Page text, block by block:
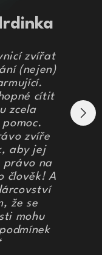
zvířat
(nejen)
cítit
zcela
zvíře
aby jej
právo na
člověk! A
že se
mohu